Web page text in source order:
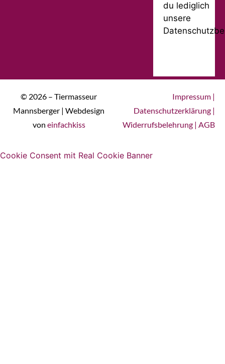
du lediglich
unsere
© 2026 – Tiermasseur
Mannsberger | Webdesign
von einfachkiss
Impressum |
Datenschutzerklärung |
Widerrufsbelehrung | AGB
Cookie Consent mit Real Cookie Banner